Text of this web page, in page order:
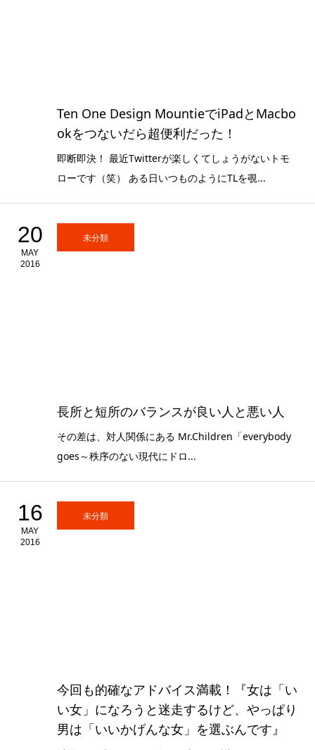
Ten One Design MountieでiPadとMacbo
okをつないだら超便利だった！
即断即決！ 最近Twitterが楽しくてしょうがないトモ
ローです（笑） ある日いつものようにTLを覗...
20
MAY
2016
未分類
長所と短所のバランスが良い人と悪い人
その差は、対人関係にある Mr.Children「everybody
goes～秩序のない現代にドロ...
16
MAY
2016
未分類
今回も的確なアドバイス満載！『女は「い
い女」になろうと迷走するけど、やっぱり
男は「いいかげんな女」を選ぶんです』